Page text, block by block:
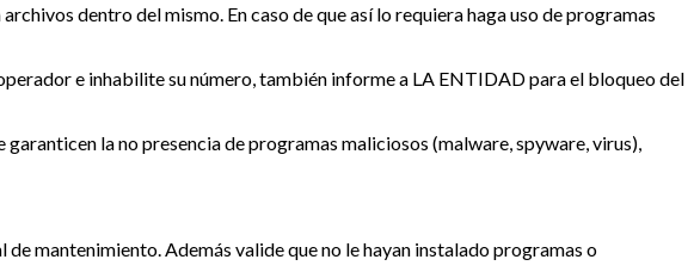
dentro del mismo. En caso de que así lo requiera haga uso de programas
e inhabilite su número, también informe a LA ENTIDAD para el bloqueo del
la no presencia de programas maliciosos (malware, spyware, virus),
mantenimiento. Además valide que no le hayan instalado programas o